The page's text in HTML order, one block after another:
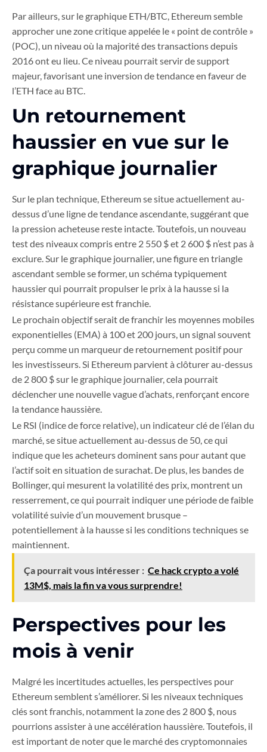
Par ailleurs, sur le graphique ETH/BTC, Ethereum semble
approcher une zone critique appelée le « point de contrôle »
(POC), un niveau où la majorité des transactions depuis
2016 ont eu lieu. Ce niveau pourrait servir de support
majeur, favorisant une inversion de tendance en faveur de
l’ETH face au BTC.
Un retournement
haussier en vue sur le
graphique journalier
Sur le plan technique, Ethereum se situe actuellement au-
dessus d’une ligne de tendance ascendante, suggérant que
la pression acheteuse reste intacte. Toutefois, un nouveau
test des niveaux compris entre 2 550 $ et 2 600 $ n’est pas à
exclure. Sur le graphique journalier, une figure en triangle
ascendant semble se former, un schéma typiquement
haussier qui pourrait propulser le prix à la hausse si la
résistance supérieure est franchie.
Le prochain objectif serait de franchir les moyennes mobiles
exponentielles (EMA) à 100 et 200 jours, un signal souvent
perçu comme un marqueur de retournement positif pour
les investisseurs. Si Ethereum parvient à clôturer au-dessus
de 2 800 $ sur le graphique journalier, cela pourrait
déclencher une nouvelle vague d’achats, renforçant encore
la tendance haussière.
Le RSI (indice de force relative), un indicateur clé de l’élan du
marché, se situe actuellement au-dessus de 50, ce qui
indique que les acheteurs dominent sans pour autant que
l’actif soit en situation de surachat. De plus, les bandes de
Bollinger, qui mesurent la volatilité des prix, montrent un
resserrement, ce qui pourrait indiquer une période de faible
volatilité suivie d’un mouvement brusque –
potentiellement à la hausse si les conditions techniques se
maintiennent.
Ça pourrait vous intéresser : Ce hack crypto a volé
13M$, mais la fin va vous surprendre!
Perspectives pour les
mois à venir
Malgré les incertitudes actuelles, les perspectives pour
Ethereum semblent s’améliorer. Si les niveaux techniques
clés sont franchis, notamment la zone des 2 800 $, nous
pourrions assister à une accélération haussière. Toutefois, il
est important de noter que le marché des cryptomonnaies